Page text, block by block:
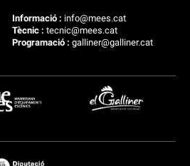
Informació : info@mees.cat
Tècnic :tecnic@mees.cat
Programació :galliner@galliner.cat